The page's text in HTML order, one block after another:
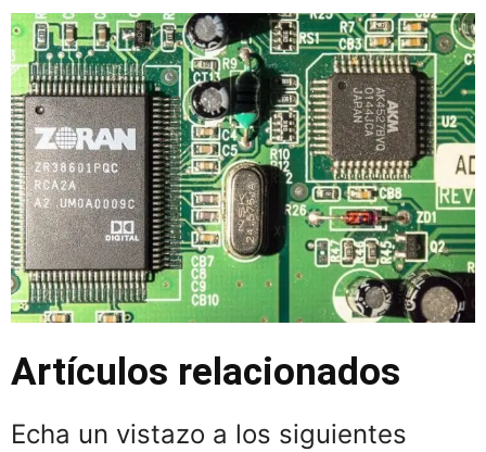
Artículos relacionados
Echa un vistazo a los siguientes